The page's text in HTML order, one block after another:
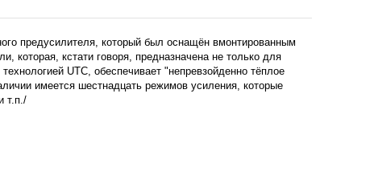
предусилителя, который был оснащён вмонтированным
кстати говоря, предназначена не только для
UTC, обеспечивает "непревзойденно тёплое
имеется шестнадцать режимов усиления, которые
т.п./